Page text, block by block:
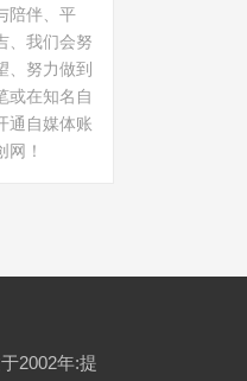
陪伴、平
、我们会努
、努力做到
或在知名自
通自媒体账
网！
2002年:提